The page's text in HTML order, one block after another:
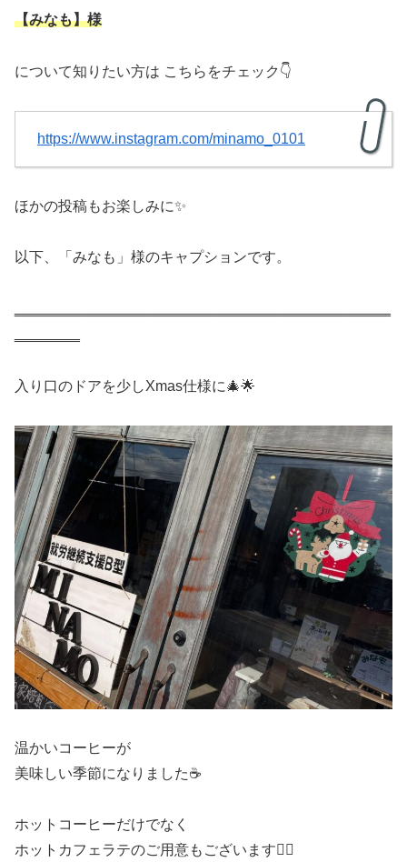
【みなも】様
について知りたい方は こちらをチェック👇
https://www.instagram.com/minamo_0101
ほかの投稿もお楽しみに✨
以下、「みなも」様のキャプションです。
入り口のドアを少しXmas仕様に🎄🌟
温かいコーヒーが
美味しい季節になりました☕️
ホットコーヒーだけでなく
ホットカフェラテのご用意もございます🙆‍♀️